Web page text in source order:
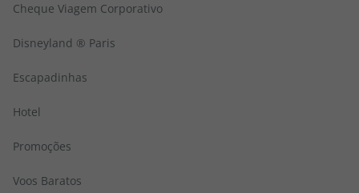
Cheque Viagem Corporativo
Disneyland ® Paris
Escapadinhas
Hotel
Promoções
Voos Baratos